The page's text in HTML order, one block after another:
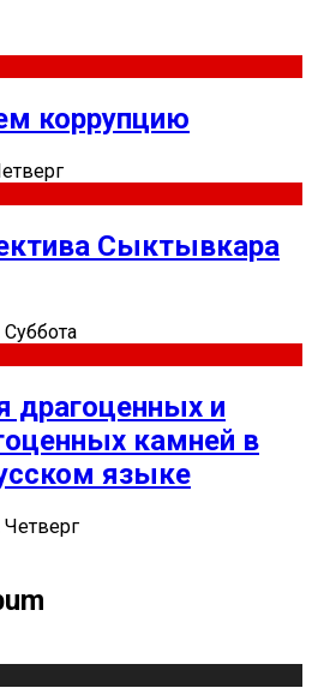
коррупцию
Сыктывкара
драгоценных и
камней в
языке